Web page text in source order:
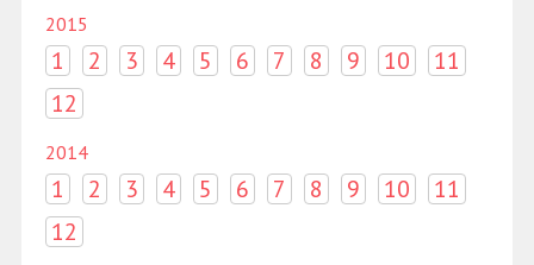
2015
1 2 3 4 5 6 7 8 9 10
11
12
2014
1 2 3 4 5 6 7 8 9 10
11
12